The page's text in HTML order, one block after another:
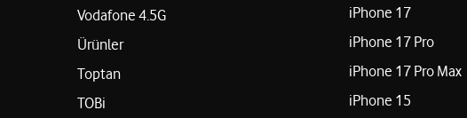
Vodafone 4.5G
Ürünler
Toptan
TOBi
iPhone 17
iPhone 17 Pro
iPhone 17 Pro Max
iPhone 15